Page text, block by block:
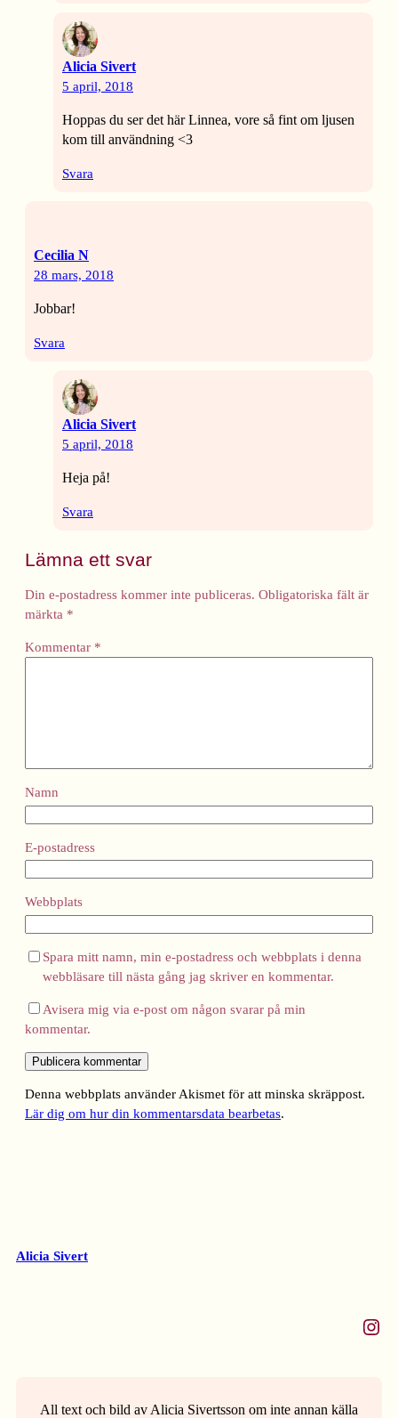
Alicia Sivert
5 april, 2018
Hoppas du ser det här Linnea, vore så fint om ljusen
kom till användning <3
Svara
Cecilia N
28 mars, 2018
Jobbar!
Svara
Alicia Sivert
5 april, 2018
Heja på!
Svara
Lämna ett svar
Din e-postadress kommer inte publiceras. Obligatoriska fält är
märkta *
Kommentar *
Namn
E-postadress
Webbplats
Spara mitt namn, min e-postadress och webbplats i denna
webbläsare till nästa gång jag skriver en kommentar.
Avisera mig via e-post om någon svarar på min
kommentar.
Denna webbplats använder Akismet för att minska skräppost.
Lär dig om hur din kommentarsdata bearbetas.
Alicia Sivert
Instagram
All text och bild av Alicia Sivertsson om inte annan källa